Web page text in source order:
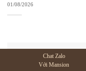
01/08/2026
Chat Zalo
Với Mansion